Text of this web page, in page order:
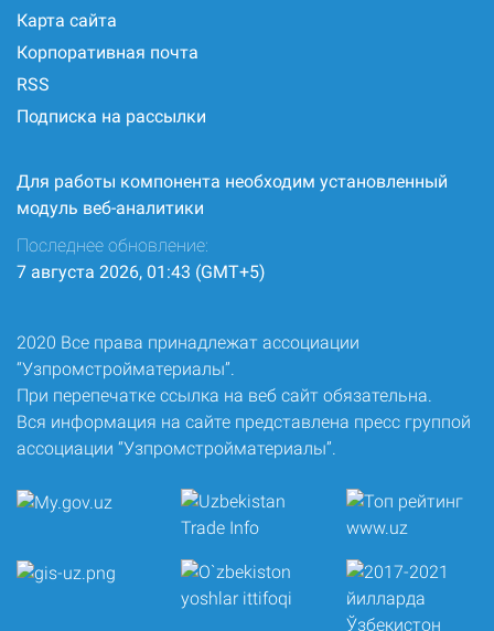
Карта сайта
Корпоративная почта
RSS
Подписка на рассылки
Для работы компонента необходим установленный
модуль веб-аналитики
Последнее обновление:
7 августа 2026, 01:43 (GMT+5)
2020 Все права принадлежат ассоциации
“Узпромстройматериалы”.
При перепечатке ссылка на веб сайт обязательна.
Вся информация на сайте представлена пресс группой
ассоциации “Узпромстройматериалы”.